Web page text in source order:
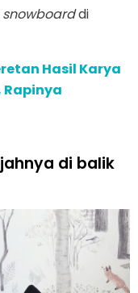
snowboarddi
Hasil Karya
Rapinya
di balik